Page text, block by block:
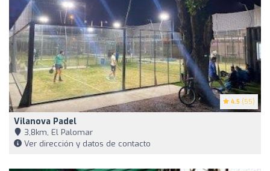
4.5 (55)
Vilanova Padel
3,8km, El Palomar
Ver dirección y datos de contacto